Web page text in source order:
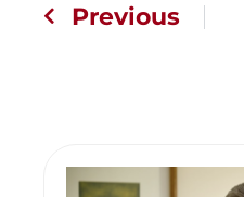
Previous